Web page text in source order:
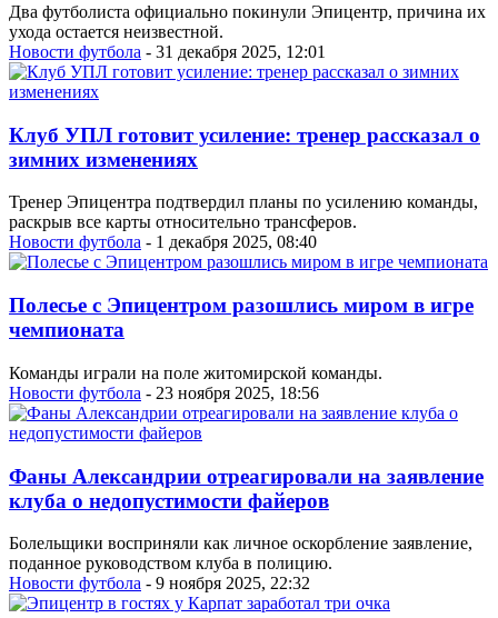
Два футболиста официально покинули Эпицентр, причина их
ухода остается неизвестной.
Новости футбола - 31 декабря 2025, 12:01
Клуб УПЛ готовит усиление: тренер рассказал о
зимних изменениях
Тренер Эпицентра подтвердил планы по усилению команды,
раскрыв все карты относительно трансферов.
Новости футбола - 1 декабря 2025, 08:40
Полесье с Эпицентром разошлись миром в игре
чемпионата
Команды играли на поле житомирской команды.
Новости футбола - 23 ноября 2025, 18:56
Фаны Александрии отреагировали на заявление
клуба о недопустимости файеров
Болельщики восприняли как личное оскорбление заявление,
поданное руководством клуба в полицию.
Новости футбола - 9 ноября 2025, 22:32